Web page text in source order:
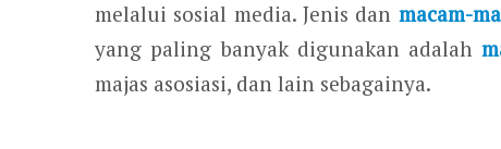
melalui sosial media. Jenis dan macam-
yang paling banyak digunakan adalah
majas asosiasi, dan lain sebagainya.